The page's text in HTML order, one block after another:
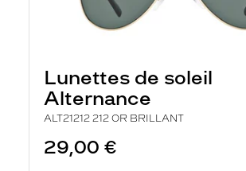
Lunettes de soleil
Alternance
ALT21212 212 OR BRILLANT
29,00 €